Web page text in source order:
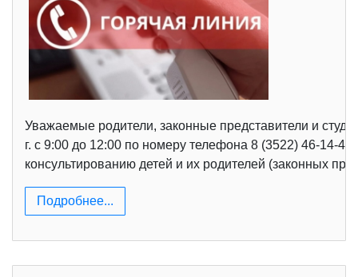
Уважаемые родители, законные представители и
г. с 9:00 до 12:00 по номеру телефона 8 (3522) 46-14-
консультированию детей и их родителей (законных
Подробнее...